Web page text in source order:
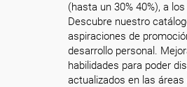
(hasta un 30% 40%), a
Descubre nuestro
aspiraciones de
desarrollo personal.
habilidades para poder
actualizados en las